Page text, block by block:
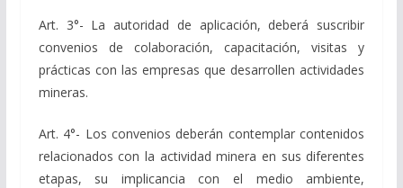
Art. 3°- La autoridad de aplicación, deberá suscribir
convenios de colaboración, capacitación, visitas y
prácticas con las empresas que desarrollen actividades
mineras.
Art. 4°- Los convenios deberán contemplar contenidos
relacionados con la actividad minera en sus diferentes
etapas, su implicancia con el medio ambiente,